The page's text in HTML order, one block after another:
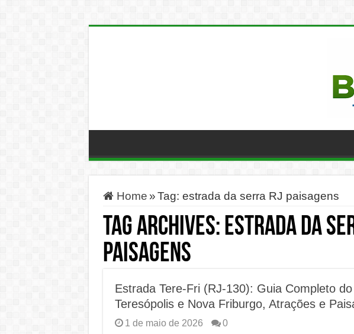
Home »Tag: estrada da serra RJ paisagens
Tag Archives: estrada da
paisagens
Estrada Tere-Fri (RJ-130): Guia Completo
Teresópolis e Nova Friburgo, Atrações e
1 de maio de 2026 0